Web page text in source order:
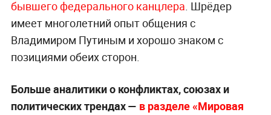
бывшего федерального канцлера. Шрёдер
имеет многолетний опыт общения с
Владимиром Путиным и хорошо знаком с
позициями обеих сторон.
Больше аналитики о конфликтах, союзах и
политических трендах — в разделе «Мировая